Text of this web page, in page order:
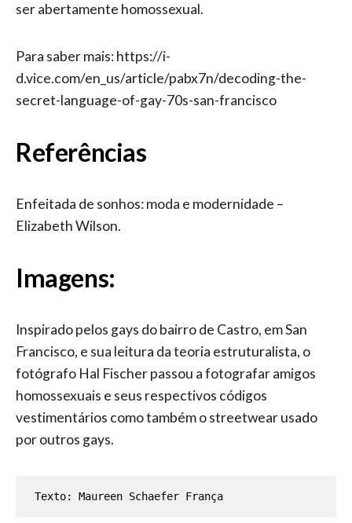
ser abertamente homossexual.
Para saber mais: https://i-
d.vice.com/en_us/article/pabx7n/decoding-the-
secret-language-of-gay-70s-san-francisco
Referências
Enfeitada de sonhos: moda e modernidade –
Elizabeth Wilson.
Imagens:
Inspirado pelos gays do bairro de Castro, em San
Francisco, e sua leitura da teoria estruturalista, o
fotógrafo Hal Fischer passou a fotografar amigos
homossexuais e seus respectivos códigos
vestimentários como também o streetwear usado
por outros gays.
Texto: Maureen Schaefer França